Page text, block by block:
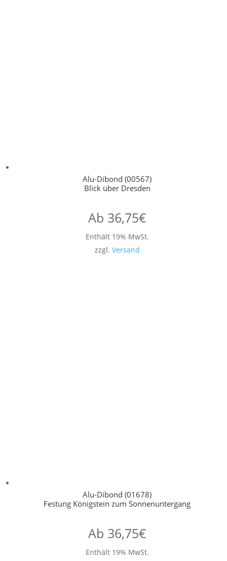
Alu-Dibond (00567)
Blick über Dresden
Ab 36,75€
Enthält 19% MwSt.
zzgl. Versand
Alu-Dibond (01678)
Festung Königstein zum Sonnenuntergang
Ab 36,75€
Enthält 19% MwSt.